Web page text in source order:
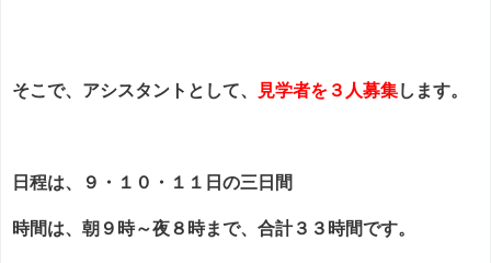
そこで、アシスタントとして、 見学者を３人募集します。
日程は、９・１０・１１日の三日間
時間は、朝９時～夜８時まで、合計３３時間です。